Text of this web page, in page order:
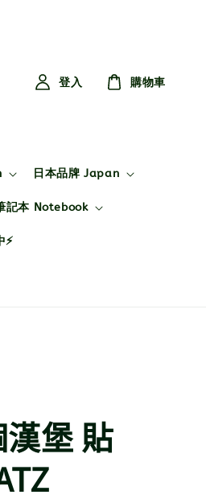
日本品牌 Japan
記本 Notebook
登入 購物車
堡 貼